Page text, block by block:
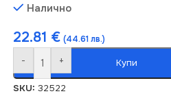
Налично
22.81 € (44.61 лв.)
- + Купи
SKU:32522